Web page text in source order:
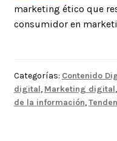
marketing ético que
consumidor en
Categorías: Contenido
digital, Marketing digital,
de la información,